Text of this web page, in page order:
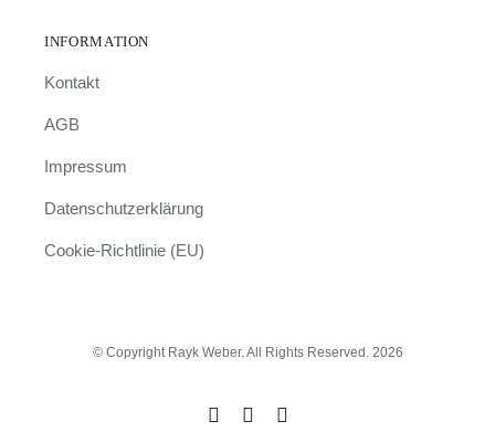
INFORMATION
Kontakt
AGB
Impressum
Datenschutzerklärung
Cookie-Richtlinie (EU)
© Copyright Rayk Weber. All Rights Reserved. 2026